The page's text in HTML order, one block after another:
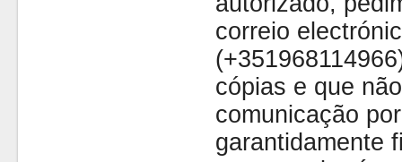
correio
cópias e que
comunicação
garantidamente